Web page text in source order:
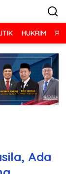
HUKRIM
Ada